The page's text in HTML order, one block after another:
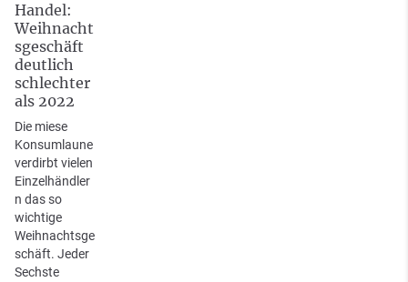
Handel:
Weihnacht
sgeschäft
deutlich
schlechter
als 2022
Die miese
Konsumlaune
verdirbt vielen
Einzelhändler
n das so
wichtige
Weihnachtsge
schäft. Jeder
Sechste